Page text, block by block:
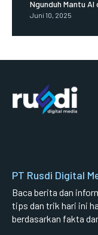
Ngunduh Mantu Al
Juni 10, 2025
PT Rusdi Digital
Baca berita dan
tips dan trik hari ini
berdasarkan fakta